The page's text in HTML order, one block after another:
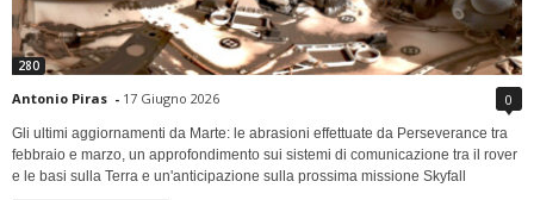
280
Antonio Piras - 17 Giugno 2026 0
Gli ultimi aggiornamenti da Marte: le abrasioni effettuate da Perseverance tra
febbraio e marzo, un approfondimento sui sistemi di comunicazione tra il rover
e le basi sulla Terra e un'anticipazione sulla prossima missione Skyfall